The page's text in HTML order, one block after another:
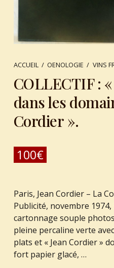
ACCUEIL / OENOLOGIE / VINS
COLLECTIF :
dans les
Cordier ».
100€
Paris, Jean Cordier – La
Publicité, novembre 1974,
cartonnage souple
pleine percaline verte
plats et « Jean Cordier »
fort papier glacé, …